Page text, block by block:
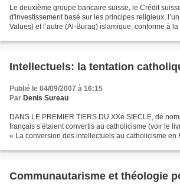
Le deuxième groupe bancaire suisse, le Crédit
d'investissement basé sur les principes religieux,
Values) et l’autre (Al-Buraq) islamique, conforme à
Intellectuels: la tentation
Publié le 04/09/2007 à 16:15
Par Denis Sureau
DANS LE PREMIER TIERS DU XXe SIECLE, de
français s’étaient convertis au catholicisme (voir le
« La conversion des intellectuels au catholicisme en
Communautarisme et théologie